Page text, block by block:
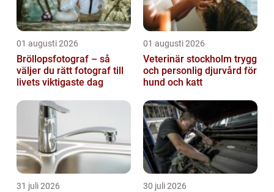
01 augusti 2026
Bröllopsfotograf – så
väljer du rätt fotograf till
livets viktigaste dag
01 augusti 2026
Veterinär stockholm trygg
och personlig djurvård för
hund och katt
31 juli 2026 30 juli 2026